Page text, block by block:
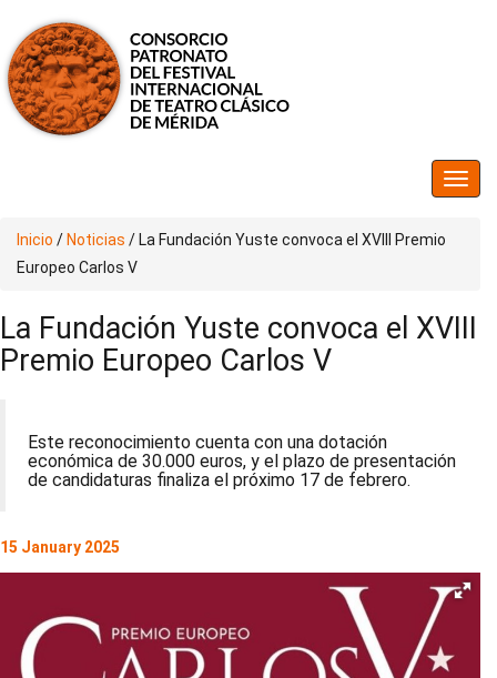
Inicio / Noticias / La Fundación Yuste convoca el XVIII Premio
Europeo Carlos V
La Fundación Yuste convoca el XVIII
Premio Europeo Carlos V
Este reconocimiento cuenta con una dotación
económica de 30.000 euros, y el plazo de presentación
de candidaturas finaliza el próximo 17 de febrero.
15 January 2025